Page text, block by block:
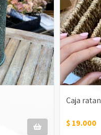
Caja ratan
$ 19.000